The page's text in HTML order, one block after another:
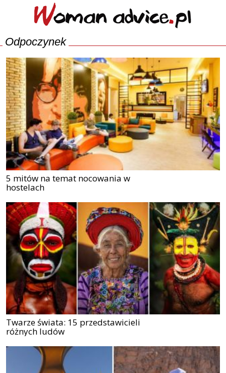
Odpoczynek
5 mitów na temat nocowania w
hostelach
Twarze świata: 15 przedstawicieli
różnych ludów